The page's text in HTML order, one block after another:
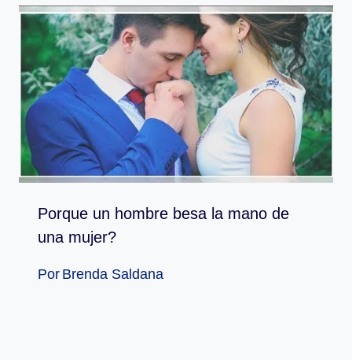
Porque un hombre besa la mano de
una mujer?
Por Brenda Saldana